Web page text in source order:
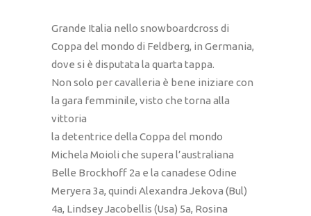
Grande Italia nello snowboardcross di
Coppa del mondo di Feldberg, in Germania,
dove si è disputata la quarta tappa.
Non solo per cavalleria è bene iniziare con
la gara femminile, visto che torna alla
vittoria
la detentrice della Coppa del mondo
Michela Moioli che supera l’australiana
Belle Brockhoff 2a e la canadese Odine
Meryera 3a, quindi Alexandra Jekova (Bul)
4a, Lindsey Jacobellis (Usa) 5a, Rosina